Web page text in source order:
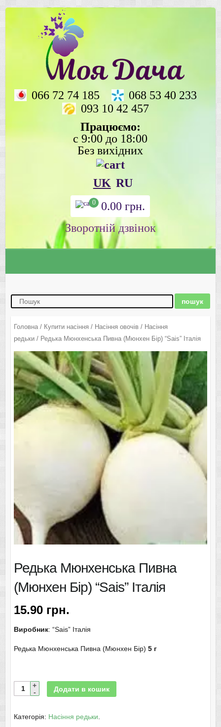
066 72 74 185
068 53 40 233
093 10 42 457
Працюємо:
с 9:00 до 18:00
Без вихідних
UK RU
0 0.00грн.
Зворотній дзвінок
Головна/ Купити насіння / Насіння овочів/ Насіння
редьки/ Редька Мюнхенська Пивна (Мюнхен Бір) “Sais” Італія
Редька Мюнхенська Пивна
(Мюнхен Бір) “Sais” Італія
15.90 грн.
Виробник: “Sais” Італія
Редька Мюнхенська Пивна (Мюнхен Бір) 5 г
Додати в кошик
Категорія: Насіння редьки